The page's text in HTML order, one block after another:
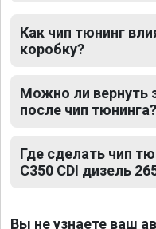
Как чип тюнинг
коробку?
Можно ли вернуть
после чип тюнинга?
Где сделать чип
C350 CDI дизель
Вы не узнаете ваш